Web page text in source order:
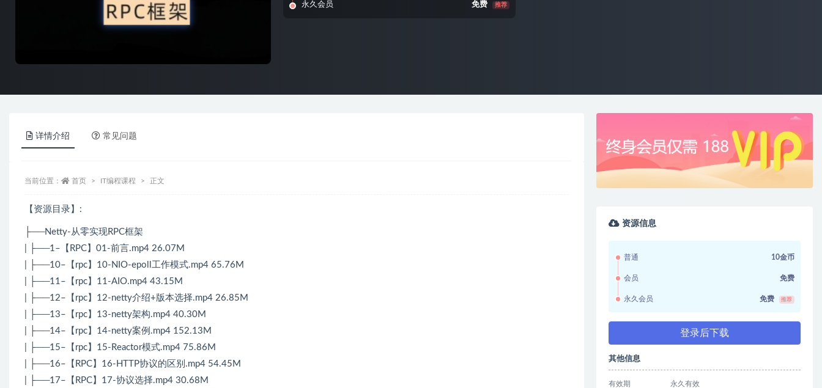
永久会员 免费 推荐
详情介绍 常见问题
当前位置： 首页 IT编程课程 正文
【资源目录】:
├──Netty-从零实现RPC框架
| ├──1–【RPC】01-前言.mp4 26.07M
| ├──10–【rpc】10-NIO-epoll工作模式.mp4 65.76M
| ├──11–【rpc】11-AIO.mp4 43.15M
| ├──12–【rpc】12-netty介绍+版本选择.mp4 26.85M
| ├──13–【rpc】13-netty架构.mp4 40.30M
| ├──14–【rpc】14-netty案例.mp4 152.13M
| ├──15–【rpc】15-Reactor模式.mp4 75.86M
| ├──16–【RPC】16-HTTP协议的区别.mp4 54.45M
| ├──17–【RPC】17-协议选择.mp4 30.68M
资源信息
普通 10金币
会员 免费
永久会员 免费 推荐
登录后下载
其他信息
有效期 永久有效